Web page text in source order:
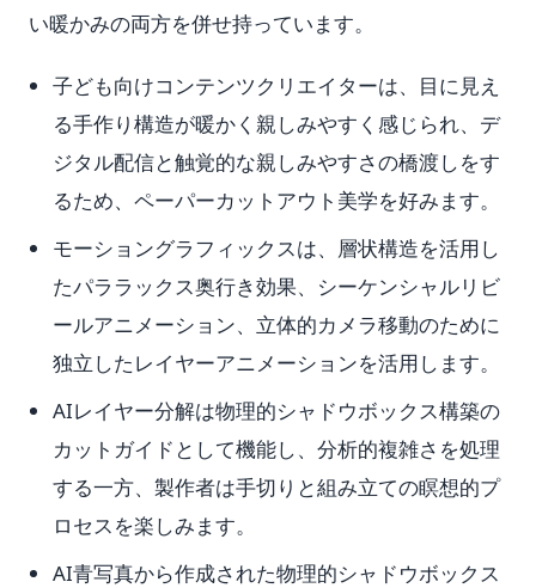
い暖かみの両方を併せ持っています。
子ども向けコンテンツクリエイターは、目に見え
る手作り構造が暖かく親しみやすく感じられ、デ
ジタル配信と触覚的な親しみやすさの橋渡しをす
るため、ペーパーカットアウト美学を好みます。
モーショングラフィックスは、層状構造を活用し
たパララックス奥行き効果、シーケンシャルリビ
ールアニメーション、立体的カメラ移動のために
独立したレイヤーアニメーションを活用します。
AIレイヤー分解は物理的シャドウボックス構築の
カットガイドとして機能し、分析的複雑さを処理
する一方、製作者は手切りと組み立ての瞑想的プ
ロセスを楽しみます。
AI青写真から作成された物理的シャドウボックス